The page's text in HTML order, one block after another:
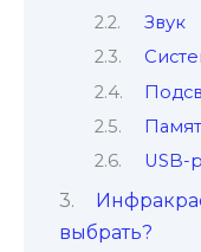
Звук
USB-
выбрать?